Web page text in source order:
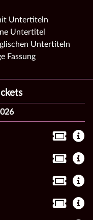
Untertiteln
Untertitel
Untertiteln
Fassung